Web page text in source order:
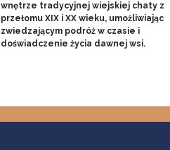
wnętrze tradycyjnej wiejskiej chaty z
przełomu XIX i XX wieku, umożliwiając
zwiedzającym podróż w czasie i
doświadczenie życia dawnej wsi.